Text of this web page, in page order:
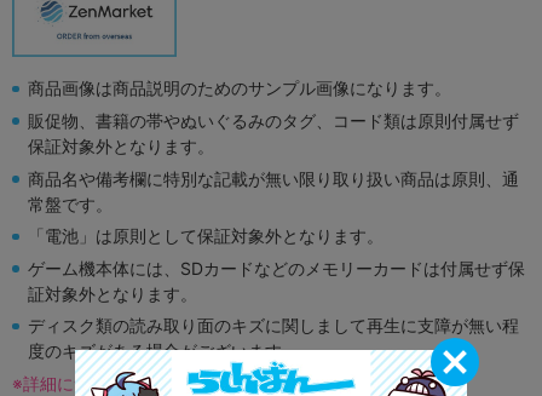
商品画像は商品説明のためのサンプル画像になります。
販促物、書籍の帯やぬいぐるみのタグ、コード類は原則付属せず
保証対象外となります。
商品名や備考欄に特別な記載が無い限り取り扱い商品は原則、通
常盤です。
「電池」は原則として保証対象外となります。
ゲーム機本体には、SDカードなどのメモリーカードは付属せず保
証対象外となります。
ディスク類の読み取り面のキズに関しまして再生に支障が無い程
度のキズがある場合がございます。
※詳細につきましてはコチラ